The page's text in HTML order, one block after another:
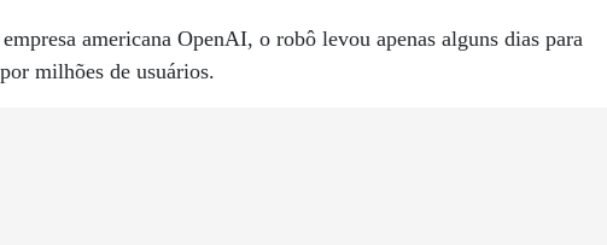
americana OpenAI, o robô levou apenas alguns dias para
milhões de usuários.